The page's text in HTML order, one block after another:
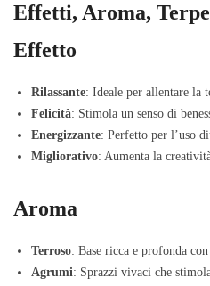
Effetti, Aroma,
Effetto
Rilassante: Ideale per allentare la
Felicità: Stimola un senso di
Energizzante: Perfetto per l’uso
Migliorativo: Aumenta la
Aroma
Terroso: Base ricca e profonda
Agrumi: Sprazzi vivaci che